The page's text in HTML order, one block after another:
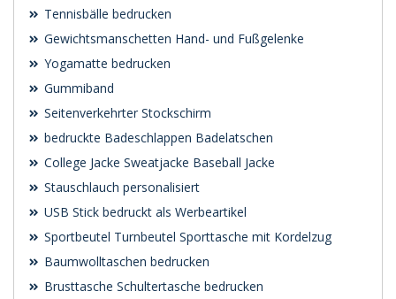
Tennisbälle bedrucken
Gewichtsmanschetten Hand- und Fußgelenke
Yogamatte bedrucken
Gummiband
Seitenverkehrter Stockschirm
bedruckte Badeschlappen Badelatschen
College Jacke Sweatjacke Baseball Jacke
Stauschlauch personalisiert
USB Stick bedruckt als Werbeartikel
Sportbeutel Turnbeutel Sporttasche mit Kordelzug
Baumwolltaschen bedrucken
Brusttasche Schultertasche bedrucken